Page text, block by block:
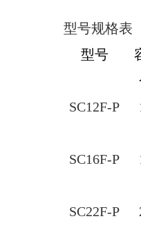
型号规格表
型号
SC12F-P
SC16F-P
SC22F-P